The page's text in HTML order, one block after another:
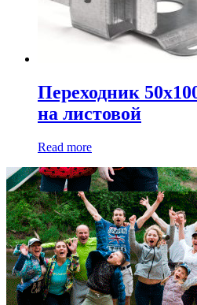
Переходник
на листовой
Read more